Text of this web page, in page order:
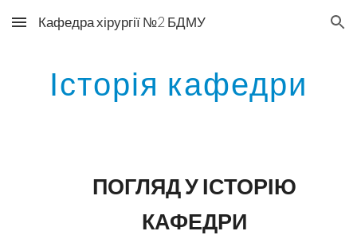
Skip to main content Skip to navigation
Кафедра хірургії №2 БДМУ
Історія кафедри
ПОГЛЯД У ІСТОРІЮ
КАФЕДРИ